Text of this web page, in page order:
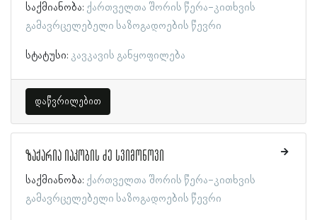
საქმიანობა: ქართველთა შორის წერა-კითხვის
გამავრცელებელი საზოგადოების წევრი
სტატუსი: კავკავის განყოფილება
დაწვრილებით
ზაქარია იაკობის ძე სვიმონოვი
საქმიანობა: ქართველთა შორის წერა-კითხვის
გამავრცელებელი საზოგადოების წევრი